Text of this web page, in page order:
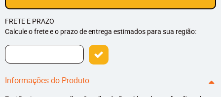
FRETE E PRAZO
Calcule o frete e o prazo de entrega estimados para sua região:
Informações do Produto